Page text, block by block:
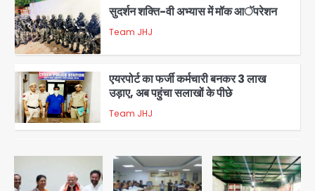
4
सुदर्शन शक्ति-वी अभ्यास में मॉक आॅपरेशन
Team JHJ
5
एयरपोर्ट का फर्जी कर्मचारी बनकर 3 लाख
उड़ाए, अब पहुंचा सलाखों के पीछे
Team JHJ
Noida Sector-49: सेक्टर-49 में 18
साल की मेड ने की खुदकुशी, शरीर पर नहीं मिली
कोई बाहरी
Avinash Kumar